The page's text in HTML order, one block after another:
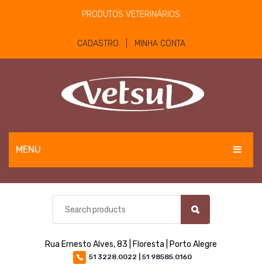
PRODUTOS VETERINÁRIOS
CADASTRO | MINHA CONTA
MENU
EQUINOS
BOVINOS E OVINOS
MATERIAIS E EQUIPAMENTOS
Rua Ernesto Alves, 83 | Floresta | Porto Alegre
51 3228.0022 | 51 98585.0160